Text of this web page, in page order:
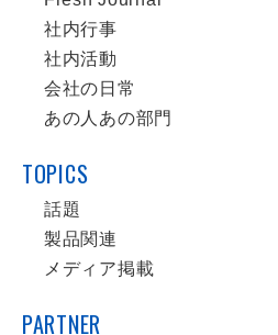
社内行事
社内活動
会社の日常
あの人あの部門
TOPICS
話題
製品関連
メディア掲載
PARTNER